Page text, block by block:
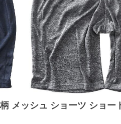
メッシュ ショーツ ショ